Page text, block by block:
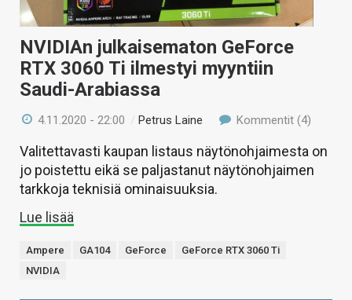
NVIDIAn julkaisematon GeForce
RTX 3060 Ti ilmestyi myyntiin
Saudi-Arabiassa
4.11.2020 - 22:00 /Petrus Laine Kommentit (4)
Valitettavasti kaupan listaus näytönohjaimesta on
jo poistettu eikä se paljastanut näytönohjaimen
tarkkoja teknisiä ominaisuuksia.
Lue lisää
Ampere GA104 GeForce
GeForce RTX 3060 Ti
NVIDIA